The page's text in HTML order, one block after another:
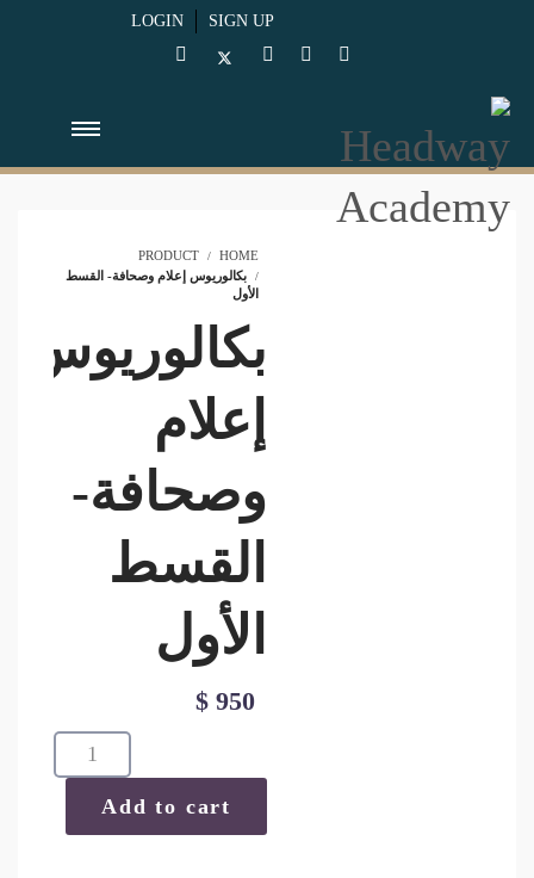
LOGIN SIGN UP
HOME
PRODUCT
بكالوريوس إعلام وصحافة- القسط
الأول
بكالوريوس
إعلام
وصحافة-
القسط
الأول
$ 950
بكالوريوس
إعلام
وصحافة-
القسط
Add to cart